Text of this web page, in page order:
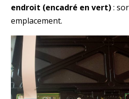
endroit (encadré en vert):
emplacement.